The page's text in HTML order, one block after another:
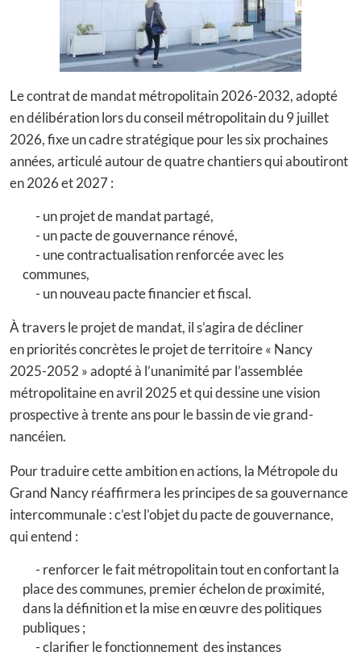
Le contrat de mandat métropolitain 2026-2032, adopté
en délibération lors du conseil métropolitain du 9 juillet
2026, fixe un cadre stratégique pour les six prochaines
années, articulé autour de quatre chantiers qui aboutiront
en 2026 et 2027 :
un projet de mandat partagé,
un pacte de gouvernance rénové,
une contractualisation renforcée avec les
communes,
un nouveau pacte financier et fiscal.
À travers le projet de mandat, il s’agira de décliner
en priorités concrètes le projet de territoire « Nancy
2025-2052 » adopté à l’unanimité par l’assemblée
métropolitaine en avril 2025 et qui dessine une vision
prospective à trente ans pour le bassin de vie grand-
nancéien.
Pour traduire cette ambition en actions, la Métropole du
Grand Nancy réaffirmera les principes de sa gouvernance
intercommunale : c’est l’objet du pacte de gouvernance,
qui entend :
renforcer le fait métropolitain tout en confortant la
place des communes, premier échelon de proximité,
dans la définition et la mise en œuvre des politiques
publiques ;
clarifier le fonctionnement des instances